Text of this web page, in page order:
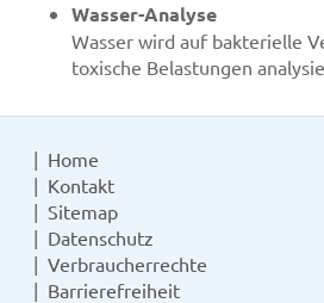
Wasser-Analyse
Wasser wird auf bakterielle
toxische Belastungen
Home
Kontakt
Sitemap
Datenschutz
Verbraucherrechte
Barrierefreiheit